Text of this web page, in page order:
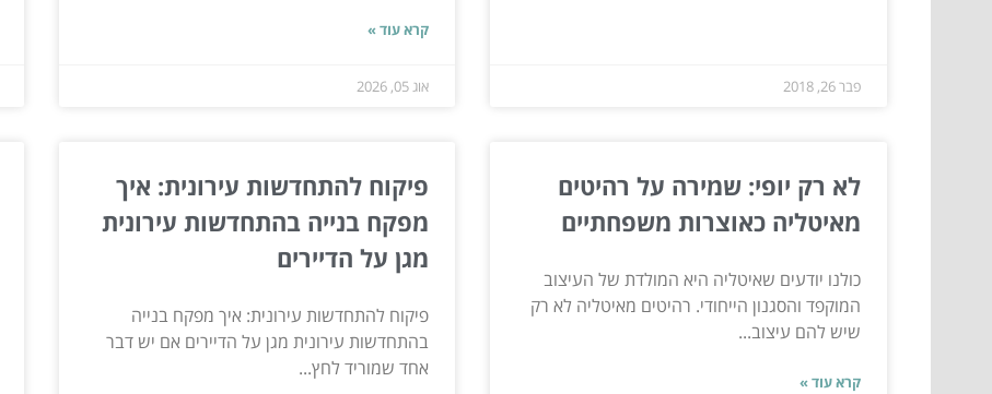
פבר 26, 2018
קרא עוד »
אוג 05, 2026
לא רק יופי: שמירה על רהיטים
מאיטליה כאוצרות משפחתיים
כולנו יודעים שאיטליה היא המולדת של העיצוב
המוקפד והסגנון הייחודי. רהיטים מאיטליה לא רק
שיש להם עיצוב...
קרא עוד »
פיקוח להתחדשות עירונית: איך
מפקח בנייה בהתחדשות עירונית
מגן על הדיירים
פיקוח להתחדשות עירונית: איך מפקח בנייה
בהתחדשות עירונית מגן על הדיירים אם יש דבר
אחד שמוריד לחץ...